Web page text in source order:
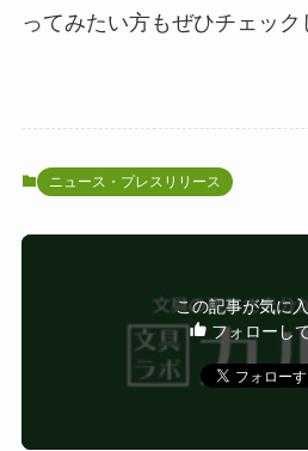
ってみたい方もぜひチェック
ニュース・プレスリリース
この記事が気に
フォローし